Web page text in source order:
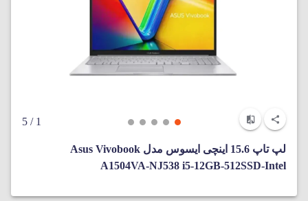
1
/ 5
لپ تاپ 15.6 اینچی ایسوس مدل Asus Vivobook
A1504VA-NJ538 i5-12GB-512SSD-Intel